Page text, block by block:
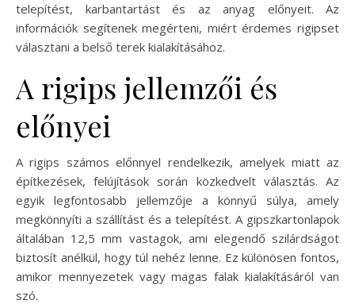
telepítést, karbantartást és az anyag előnyeit. Az
információk segítenek megérteni, miért érdemes rigipset
választani a belső terek kialakításához.
A rigips jellemzői és
előnyei
A rigips számos előnnyel rendelkezik, amelyek miatt az
építkezések, felújítások során közkedvelt választás. Az
egyik legfontosabb jellemzője a könnyű súlya, amely
megkönnyíti a szállítást és a telepítést. A gipszkartonlapok
általában 12,5 mm vastagok, ami elegendő szilárdságot
biztosít anélkül, hogy túl nehéz lenne. Ez különösen fontos,
amikor mennyezetek vagy magas falak kialakításáról van
szó.